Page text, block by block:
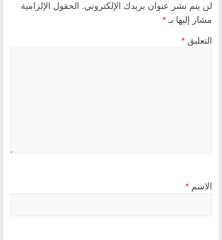
لن يتم نشر عنوان بريدك الإلكتروني. الحقول الإلزامية
مشار إليها بـ *
التعليق *
الاسم *